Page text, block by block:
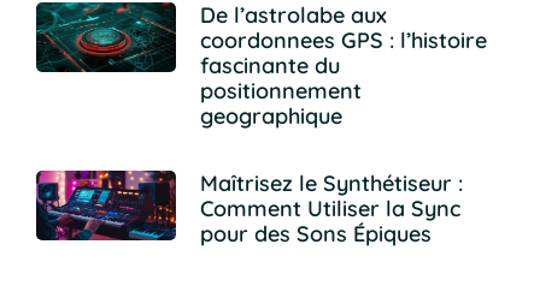
De l’astrolabe aux
coordonnees GPS : l’histoire
fascinante du
positionnement
geographique
Maîtrisez le Synthétiseur :
Comment Utiliser la Sync
pour des Sons Épiques